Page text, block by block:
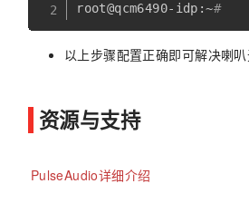
root@qcm6490-idp:~#
以上步骤配置正确即可解决喇叭
资源与支持
PulseAudio详细介绍